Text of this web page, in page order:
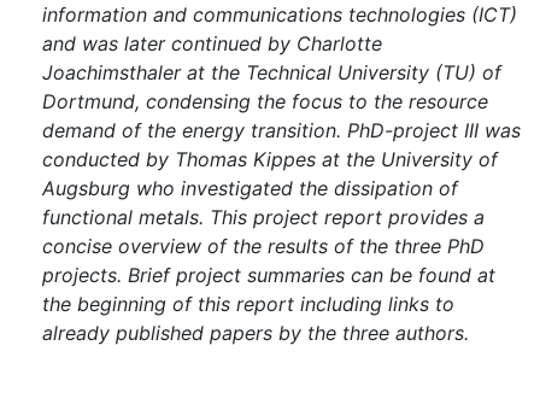
information and communications technologies (ICT)
and was later continued by Charlotte
Joachimsthaler at the Technical University (TU) of
Dortmund, condensing the focus to the resource
demand of the energy transition. PhD-project III was
conducted by Thomas Kippes at the University of
Augsburg who investigated the dissipation of
functional metals. This project report provides a
concise overview of the results of the three PhD
projects. Brief project summaries can be found at
the beginning of this report including links to
already published papers by the three authors.